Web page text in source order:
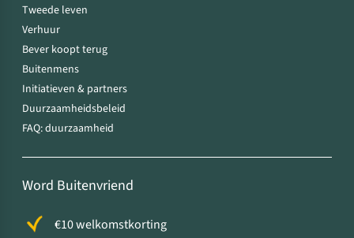
Tweede leven
Verhuur
Bever koopt terug
Buitenmens
Initiatieven & partners
Duurzaamheidsbeleid
FAQ: duurzaamheid
Word Buitenvriend
€10 welkomstkorting